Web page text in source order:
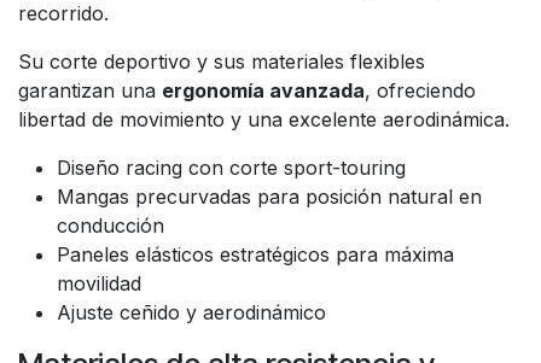
recorrido.
Su corte deportivo y sus materiales flexibles
garantizan una ergonomía avanzada, ofreciendo
libertad de movimiento y una excelente aerodinámica.
Diseño racing con corte sport-touring
Mangas precurvadas para posición natural en
conducción
Paneles elásticos estratégicos para máxima
movilidad
Ajuste ceñido y aerodinámico